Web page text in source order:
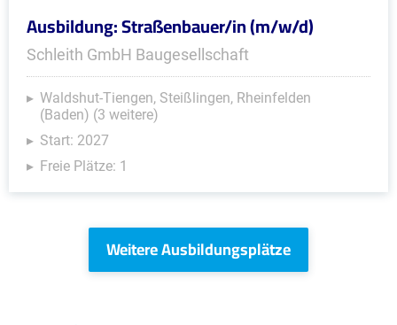
Ausbildung: Straßenbauer/in (m/w/d)
Schleith GmbH Baugesellschaft
Waldshut-Tiengen, Steißlingen, Rheinfelden
(Baden) (3 weitere)
Start: 2027
Freie Plätze: 1
Weitere Ausbildungsplätze